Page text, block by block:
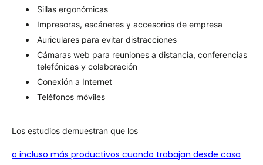
Sillas ergonómicas
Impresoras, escáneres y accesorios de empresa
Auriculares para evitar distracciones
Cámaras web para reuniones a distancia, conferencias
telefónicas y colaboración
Conexión a Internet
Teléfonos móviles
Los estudios demuestran que los
o incluso más productivos cuando trabajan desde casa